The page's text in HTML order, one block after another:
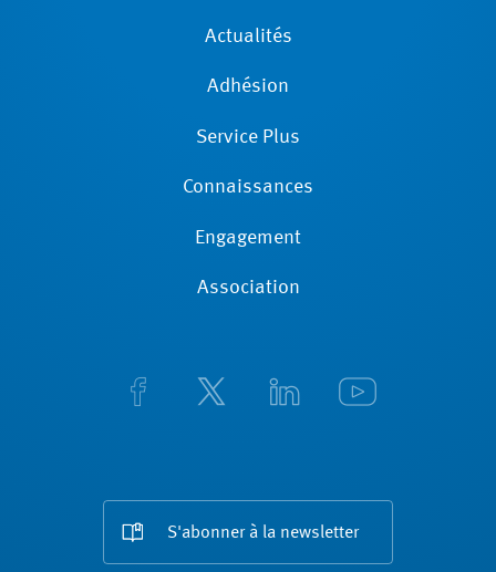
Actualités
Adhésion
Service Plus
Connaissances
Engagement
Association
S'abonner à la newsletter